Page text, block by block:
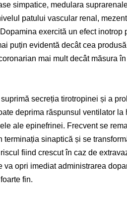
simpatice, medulara
patului vascular renal,
exercită un efect
puțin evidentă decât cea
mai mult decât măsura
secreția tirotropinei și a
deprima răspunsul ventilator
ale epinefrinei. Frecvent se
sinaptică și se
fiind crescut în caz de
opri imediat administrarea
fin.